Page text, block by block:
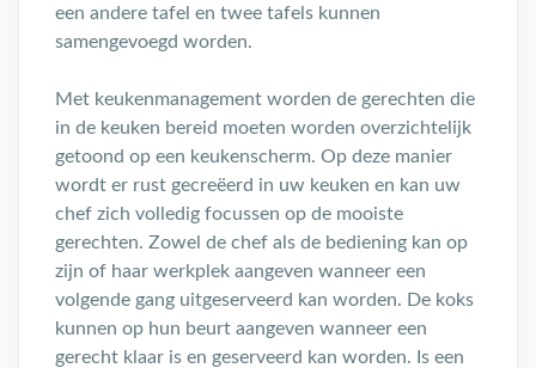
een andere tafel en twee tafels kunnen
samengevoegd worden.
Met keukenmanagement worden de gerechten die
in de keuken bereid moeten worden overzichtelijk
getoond op een keukenscherm. Op deze manier
wordt er rust gecreëerd in uw keuken en kan uw
chef zich volledig focussen op de mooiste
gerechten. Zowel de chef als de bediening kan op
zijn of haar werkplek aangeven wanneer een
volgende gang uitgeserveerd kan worden. De koks
kunnen op hun beurt aangeven wanneer een
gerecht klaar is en geserveerd kan worden. Is een